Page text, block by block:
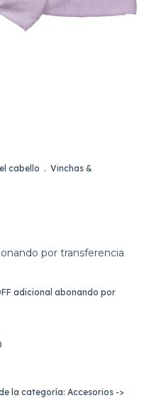
cabello . Vinchas &
por transferencia
adicional abonando por
la categoría: Accesorios ->